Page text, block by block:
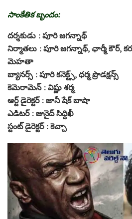
సాంకేతిక బృందం:
దర్శకుడు : పూరి జగన్నాథ్
నిర్మాతలు : పూరి జగన్నాథ్, ఛార్మీ కౌర్,
మెహతా
బ్యానర్స్ : పూరి కనెక్ట్స్, ధర్మ ప్రొడక్షన్స్
కెమెరామెన్ : విష్ణు శర్మ
ఆర్ట్ డైరెక్టర్ : జానీ షేక్ బాషా
ఎడిటర్ : జునైద్ సిద్దిఖీ
స్టంట్ డైరెక్టర్ : కెచ్చా